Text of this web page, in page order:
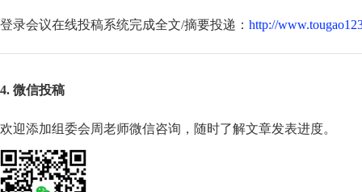
登录会议在线投稿系统完成全文/摘要投递： http://
4. 微信投稿
欢迎添加组委会周老师微信咨询，随时了解文章发表进度。